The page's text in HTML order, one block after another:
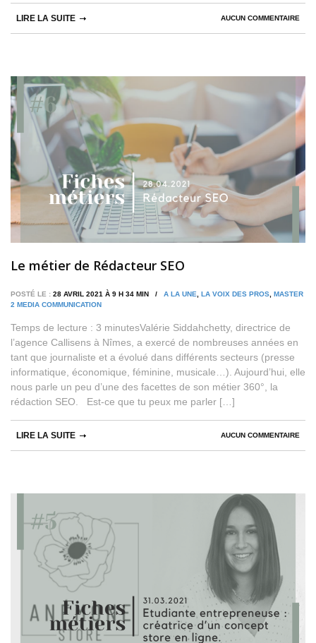
AUCUN COMMENTAIRE
LIRE LA SUITE
Le métier de Rédacteur SEO
POSTÉ LE : 28 AVRIL 2021 À 9 H 34 MIN / A LA UNE LA VOIX DES PROS MASTER
2 MEDIA COMMUNICATION
Temps de lecture : 3 minutesValérie Siddahchetty, directrice de
l’agence Callisens à Nîmes, a exercé de nombreuses années en
tant que journaliste et a évolué dans différents secteurs (presse
informatique, économique, féminine, musicale…). Aujourd’hui, elle
nous parle un peu d’une des facettes de son métier 360°, la
rédaction SEO. Est-ce que tu peux me parler […]
AUCUN COMMENTAIRE
LIRE LA SUITE